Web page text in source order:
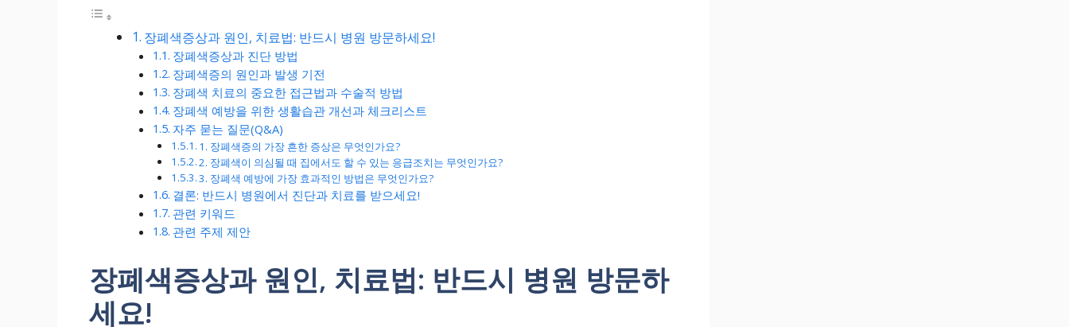
장폐색증상과 원인, 치료법: 반드시 병원 방문하세요!
장폐색증상과 진단 방법
장폐색증의 원인과 발생 기전
장폐색 치료의 중요한 접근법과 수술적 방법
장폐색 예방을 위한 생활습관 개선과 체크리스트
자주 묻는 질문(Q&A)
1. 장폐색증의 가장 흔한 증상은 무엇인가요?
2. 장폐색이 의심될 때 집에서도 할 수 있는 응급조치는 무엇인가요?
3. 장폐색 예방에 가장 효과적인 방법은 무엇인가요?
결론: 반드시 병원에서 진단과 치료를 받으세요!
관련 키워드
관련 주제 제안
장폐색증상과 원인, 치료법: 반드시 병원 방문하
세요!